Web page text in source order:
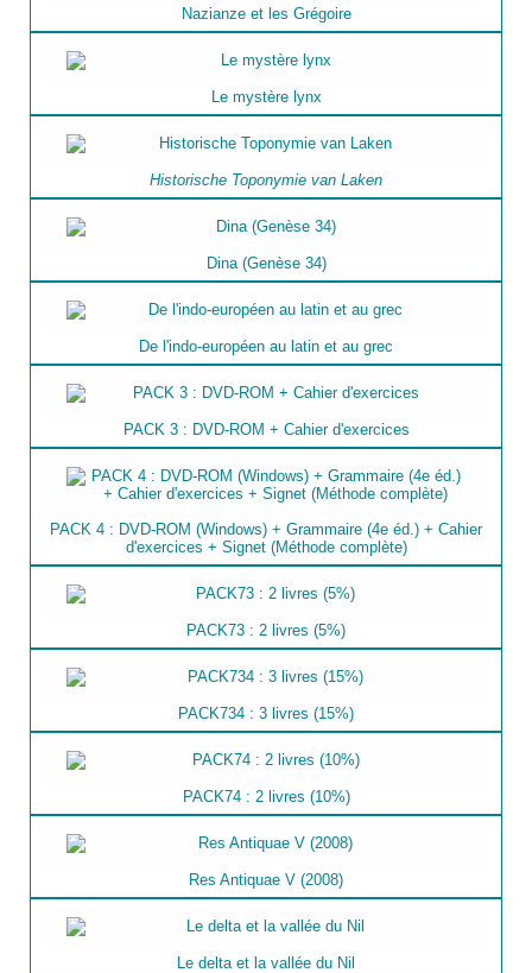
Nazianze et les Grégoire
Le mystère lynx
Historische Toponymie van Laken
Dina (Genèse 34)
De l'indo-européen au latin et au grec
PACK 3 : DVD-ROM + Cahier d'exercices
PACK 4 : DVD-ROM (Windows) + Grammaire (4e éd.) + Cahier
d'exercices + Signet (Méthode complète)
PACK73 : 2 livres (5%)
PACK734 : 3 livres (15%)
PACK74 : 2 livres (10%)
Res Antiquae V (2008)
Le delta et la vallée du Nil